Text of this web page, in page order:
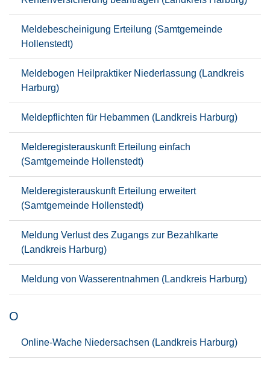
Meldebescheinigung Erteilung (Samtgemeinde
Hollenstedt)
Meldebogen Heilpraktiker Niederlassung (Landkreis
Harburg)
Meldepflichten für Hebammen (Landkreis Harburg)
Melderegisterauskunft Erteilung einfach
(Samtgemeinde Hollenstedt)
Melderegisterauskunft Erteilung erweitert
(Samtgemeinde Hollenstedt)
Meldung Verlust des Zugangs zur Bezahlkarte
(Landkreis Harburg)
Meldung von Wasserentnahmen (Landkreis Harburg)
O
Online-Wache Niedersachsen (Landkreis Harburg)